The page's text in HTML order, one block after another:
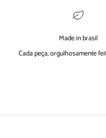
Made in brasil
Cada peça, orgulhosamente